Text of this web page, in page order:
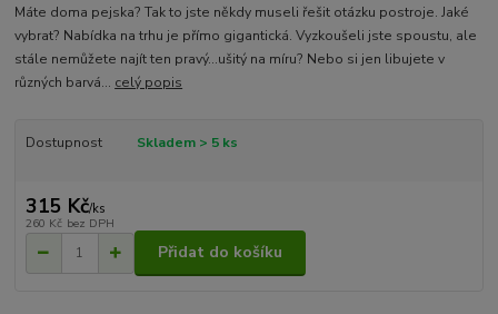
Máte doma pejska? Tak to jste někdy museli řešit otázku postroje. Jaké
vybrat? Nabídka na trhu je přímo gigantická. Vyzkoušeli jste spoustu, ale
stále nemůžete najít ten pravý...ušitý na míru? Nebo si jen libujete v
různých barvá... celý popis
Dostupnost Skladem > 5 ks
315 Kč/ks
260 Kč bez DPH
Přidat do košíku